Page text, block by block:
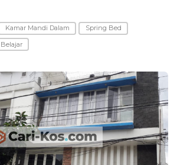
Kamar Mandi Dalam
Spring Bed